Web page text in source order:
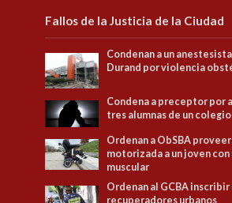
Fallos de la Justicia de la Ciudad
Condenan a un
Durand por violencia
Condena a preceptor por
tres alumnas de un colegio
Ordenan a ObSBA
motorizada a un joven
muscular
Ordenan al GCBA inscribir
recuperadores urbanos